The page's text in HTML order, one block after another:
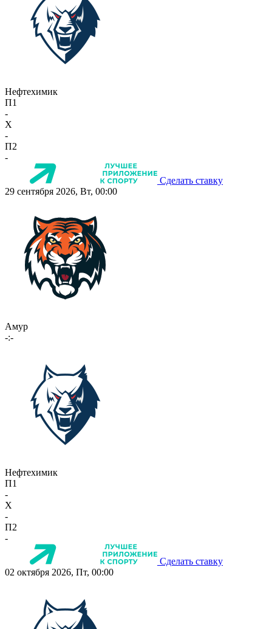
Нефтехимик
П1
-
X
-
П2
-
Сделать ставку
29 сентября 2026, Вт, 00:00
Амур
-:-
Нефтехимик
П1
-
X
-
П2
-
Сделать ставку
02 октября 2026, Пт, 00:00